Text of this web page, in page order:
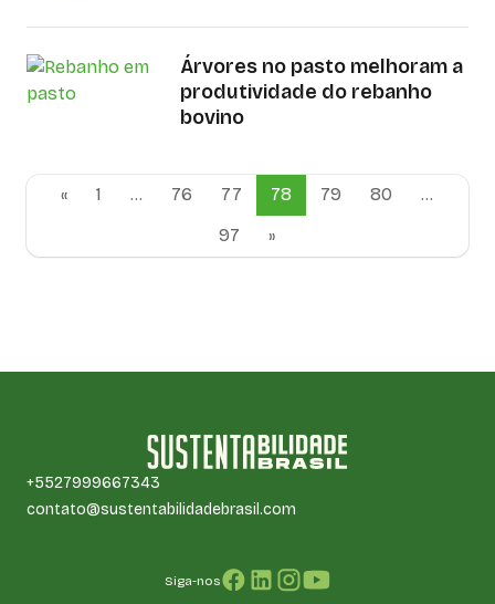
Árvores no pasto melhoram a
produtividade do rebanho
bovino
« 1 … 76 77 78 79 80
…
97
»
+5527999667343
contato@sustentabilidadebrasil.com
Siga-nos